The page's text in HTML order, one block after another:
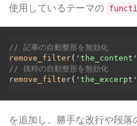
使用しているテーマの
// 記事の自動整形を無効化
remove_filter( 'the_content'
// 抜粋の自動整形を無効化
remove_filter( 'the_excerpt'
を追加し、勝手な改行や段落